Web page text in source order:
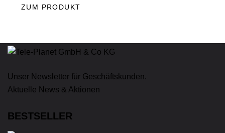
ZUM PRODUKT
Unser Newsletter für Geschäftskunden.
Aktuelle News & Aktionen
BESTSELLER